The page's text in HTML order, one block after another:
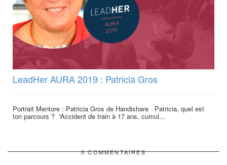
LeadHer AURA 2019 : Patricia Gros
Portrait Mentore : Patricia Gros de Handishare Patricia, quel est
ton parcours ? “Accident de train à 17 ans, cumul...
0 COMMENTAIRES